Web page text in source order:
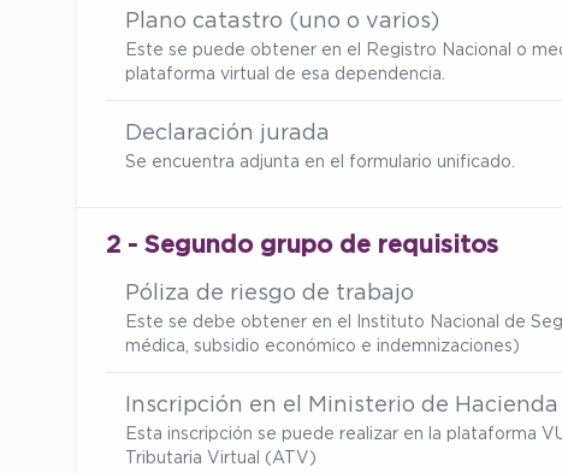
Plano catastro (uno o varios)
Este se puede obtener en el Registro Nacional o
plataforma virtual de esa dependencia.
Declaración jurada
Se encuentra adjunta en el formulario unificado.
2 - Segundo grupo de requisitos
Póliza de riesgo de trabajo
Este se debe obtener en el Instituto Nacional de
médica, subsidio económico e indemnizaciones)
Inscripción en el Ministerio de Hacienda
Esta inscripción se puede realizar en la plataforma
Tributaria Virtual (ATV)